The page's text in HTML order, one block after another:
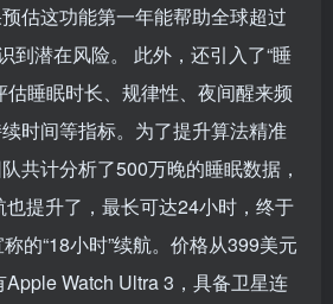
估这功能第一年能帮助全球超过
到潜在风险。 此外，还引入了“睡
估睡眠时长、规律性、夜间醒来频
时间等指标。为了提升算法精准
共计分析了500万晚的睡眠数据，
提升了，最长可达24小时，终于
的“18小时”续航。价格从399美元
Watch Ultra 3，具备卫星连